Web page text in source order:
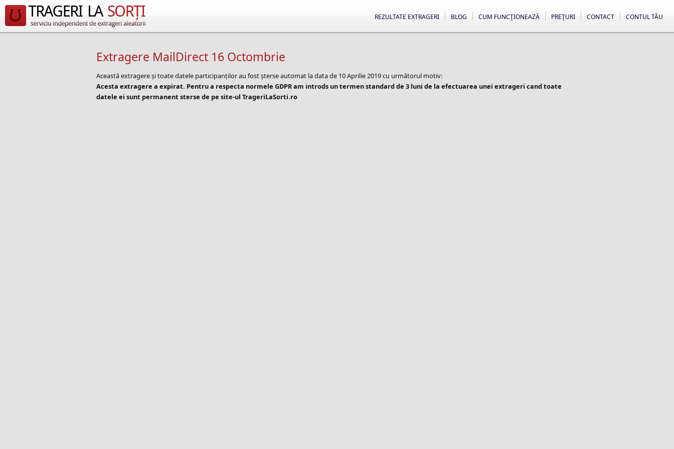
CONTUL TĂU
CONTACT
PREŢURI
CUM FUNCŢIONEAZĂ
BLOG
REZULTATE EXTRAGERI
Extragere MailDirect 16 Octombrie
Această extragere și toate datele participanților au fost șterse automat la data de 10 Aprilie 2019 cu următorul motiv:
Acesta extragere a expirat. Pentru a respecta normele GDPR am introds un termen standard de 3 luni de la efectuarea unei extrageri cand toate
datele ei sunt permanent sterse de pe site-ul TrageriLaSorti.ro